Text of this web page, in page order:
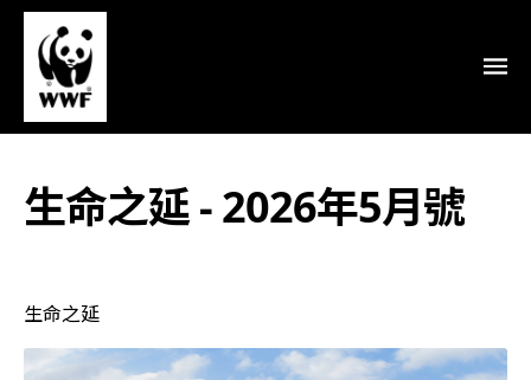
生命之延 - 2026年5月號
生命之延